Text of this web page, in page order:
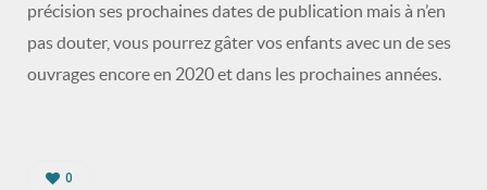
précision ses prochaines dates de publication mais à n’en
pas douter, vous pourrez gâter vos enfants avec un de ses
ouvrages encore en 2020 et dans les prochaines années.
0